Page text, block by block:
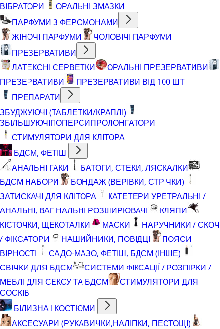
ВІБРАТОРИ
ОРАЛЬНІ ЗМАЗКИ
ПАРФУМИ З ФЕРОМОНАМИ
ЖІНОЧІ ПАРФУМИ
ЧОЛОВІЧІ ПАРФУМИ
ПРЕЗЕРВАТИВИ
ЛАТЕКСНІ СЕРВЕТКИ
ОРАЛЬНІ ПРЕЗЕРВАТИВИ
ПРЕЗЕРВАТИВИ
ПРЕЗЕРВАТИВИ ВІД 100 ШТ
ПРЕПАРАТИ
ЗБУДЖУЮЧІ (ТАБЛЕТКИ/КРАПЛІ)
ЗБІЛЬШУЮЧІПОПЕРСИПРОЛОНГАТОРИ
СТИМУЛЯТОРИ ДЛЯ КЛІТОРА
БДСМ, ФЕТІШ
АНАЛЬНІ ГАКИ
БАТОГИ, СТЕКИ, ЛЯСКАЛКИ
БДСМ НАБОРИ
БОНДАЖ (ВЕРІВКИ, СТРІЧКИ)
ЗАТИСКАЧІ ДЛЯ КЛІТОРА
КАТЕТЕРИ УРЕТРАЛЬНІ /
АНАЛЬНІ, ВАГІНАЛЬНІ РОЗШИРЮВАЧІ
КЛЯПИ
КІСТОЧКИ, ЩЕКОТАЛКИ
МАСКИ
НАРУЧНИКИ / СКОЧ
/ ФІКСАТОРИ
НАШИЙНИКИ, ПОВІДЦІ
ПОЯСИ
ВІРНОСТІ
САДО-МАЗО, ФЕТІШ, БДСМ (ІНШЕ)
СВІЧКИ ДЛЯ БДСМ
СИСТЕМИ ФІКСАЦІЇ / РОЗПІРКИ /
МЕБЛІ ДЛЯ СЕКСУ ТА БДСМ
СТИМУЛЯТОРИ ДЛЯ
СОСКІВ
БІЛИЗНА І КОСТЮМИ
АКСЕСУАРИ (РУКАВИЧКИ,НАЛІПКИ, ПЕСТОЩІ)